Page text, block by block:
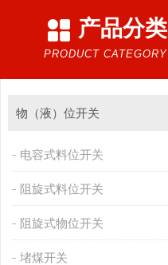
产品分类
PRODUCT CATEGORY
物（液）位开关
电容式料位开关
阻旋式料位开关
阻旋式物位开关
堵煤开关